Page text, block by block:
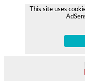
This site uses